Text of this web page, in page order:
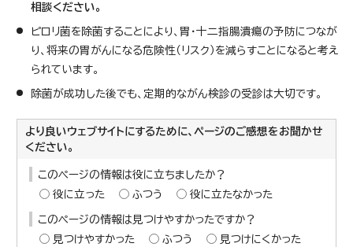
相談ください。
ピロリ菌を除菌することにより、胃・十二指腸潰瘍の予防につなが
り、将来の胃がんになる危険性（リスク）を減らすことになると考え
られています。
除菌が成功した後でも、定期的ながん検診の受診は大切です。
より良いウェブサイトにするために、ページのご感想をお聞かせ
ください。
このページの情報は役に立ちましたか？
役に立った
ふつう 役に立たなかった
このページの情報は見つけやすかったですか？
見つけやすかった
ふつう 見つけにくかった